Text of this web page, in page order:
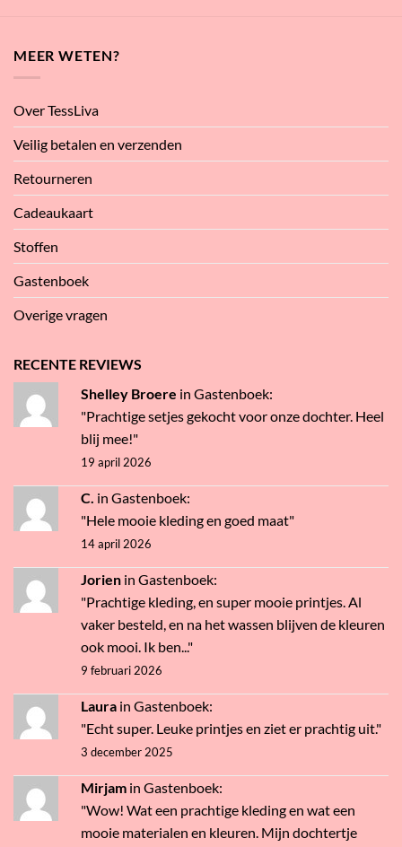
MEER WETEN?
Over TessLiva
Veilig betalen en verzenden
Retourneren
Cadeaukaart
Stoffen
Gastenboek
Overige vragen
RECENTE REVIEWS
Shelley Broere in Gastenboek:
"Prachtige setjes gekocht voor onze dochter. Heel
blij mee!"
19 april 2026
C. in Gastenboek:
"Hele mooie kleding en goed maat"
14 april 2026
Jorien in Gastenboek:
"Prachtige kleding, en super mooie printjes. Al
vaker besteld, en na het wassen blijven de kleuren
ook mooi. Ik ben..."
9 februari 2026
Laura in Gastenboek:
"Echt super. Leuke printjes en ziet er prachtig uit."
3 december 2025
Mirjam in Gastenboek:
"Wow! Wat een prachtige kleding en wat een
mooie materialen en kleuren. Mijn dochtertje